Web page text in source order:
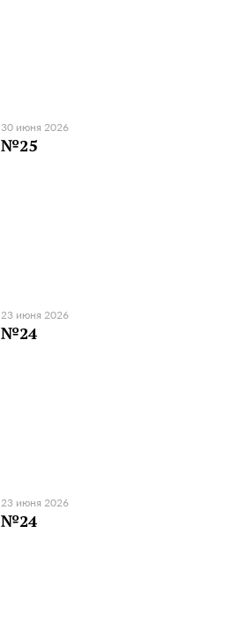
30 июня 2026
№25
23 июня 2026
№24
23 июня 2026
№24